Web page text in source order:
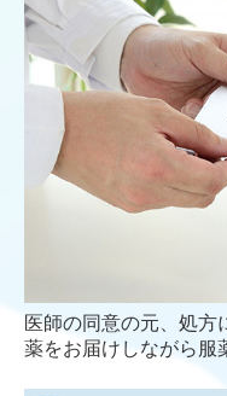
医師の同意の元、処方
薬をお届けしながら服